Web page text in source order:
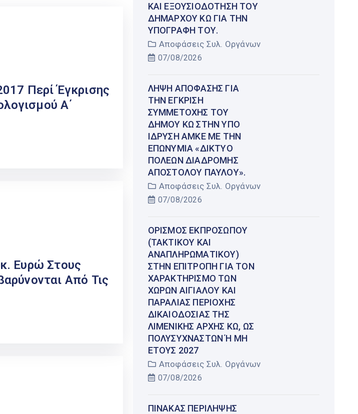
Περί Έγκρισης
Α΄
Ευρώ Στους
Από Τις
ΚΑΙ ΕΞΟΥΣΙΟΔΌΤΗΣΗ ΤΟΥ
ΔΗΜΆΡΧΟΥ ΚΩ ΓΙΑ ΤΗΝ
ΥΠΟΓΡΑΦΉ ΤΟΥ.
Αποφάσεις Συλ. Οργάνων
07/08/2026
ΛΉΨΗ ΑΠΌΦΑΣΗΣ ΓΙΑ
ΤΗΝ ΈΓΚΡΙΣΗ
ΣΥΜΜΕΤΟΧΉΣ ΤΟΥ
ΔΉΜΟΥ ΚΩ ΣΤΗΝ ΥΠΌ
ΊΔΡΥΣΗ ΑΜΚΕ ΜΕ ΤΗΝ
ΕΠΩΝΥΜΊΑ «ΔΊΚΤΥΟ
ΠΌΛΕΩΝ ΔΙΑΔΡΟΜΉΣ
ΑΠΟΣΤΌΛΟΥ ΠΑΎΛΟΥ».
Αποφάσεις Συλ. Οργάνων
07/08/2026
ΟΡΙΣΜΌΣ ΕΚΠΡΟΣΏΠΟΥ
(ΤΑΚΤΙΚΟΎ ΚΑΙ
ΑΝΑΠΛΗΡΩΜΑΤΙΚΟΎ)
ΣΤΗΝ ΕΠΙΤΡΟΠΉ ΓΙΑ ΤΟΝ
ΧΑΡΑΚΤΗΡΙΣΜΌ ΤΩΝ
ΧΏΡΩΝ ΑΙΓΙΑΛΟΎ ΚΑΙ
ΠΑΡΑΛΊΑΣ ΠΕΡΙΟΧΉΣ
ΔΙΚΑΙΟΔΟΣΊΑΣ ΤΗΣ
ΛΙΜΕΝΙΚΉΣ ΑΡΧΉΣ ΚΩ, ΩΣ
ΠΟΛΥΣΎΧΝΑΣΤΩΝ Ή ΜΗ Έ
ΤΟΥΣ 2027
Αποφάσεις Συλ. Οργάνων
07/08/2026
ΠΊΝΑΚΑΣ ΠΕΡΊΛΗΨΗΣ